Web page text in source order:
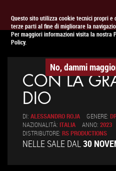
Questo sito utilizza cookie tecnici propri e
terze parti al fine di migliorare la
Per maggiori informazioni visita la nostra
Policy.
No, dammi
APPUNTAMENTO AL
CON LA
DIO
DI: ALESSANDRO ROJA GENERE:
NAZIONALITÀ: ITALIA ANNO: 2023
DISTRIBUTORE: RS PRODUCTIONS
NELLE SALE DAL30